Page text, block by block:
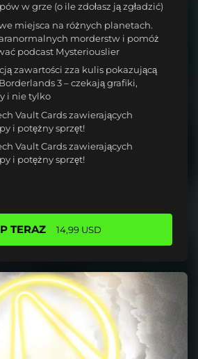
w grze (o ile zdołasz ją zgładzić)
miejsca na różnych planetach.
morderstw i pomóż
podcast Mysteriouslier
zawartości zza kulis pokazującą
3 – czekają grafiki,
i nie tylko
Vault Cards zawierających
i potężny sprzęt!
Vault Cards zawierających
i potężny sprzęt!
TERAZ 14,99 USD